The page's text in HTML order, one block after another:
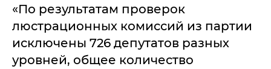
«По результатам проверок
люстрационных комиссий из партии
исключены 726 депутатов разных
уровней, общее количество